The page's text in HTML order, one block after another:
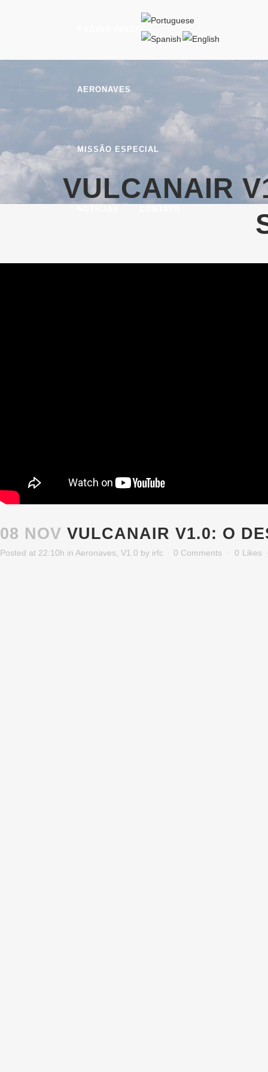
PÁGINA INICIAL
AERONAVES
MISSÃO ESPECIAL
VULCANAIR
08 NOV VULCANAIR V1.0: O
Posted at 22:10h in Aeronaves V1.0 by irfc 0 Comments 0 Likes